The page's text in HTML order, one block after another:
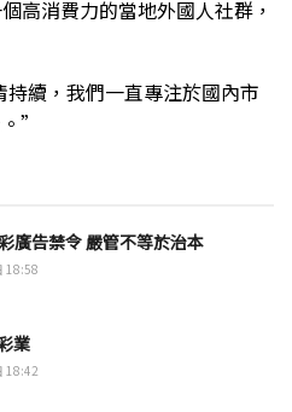
高消費力的當地外國人社群，
續，我們一直專注於國內市
”
廣告禁令 嚴管不等於治本
18:58
業
18:42